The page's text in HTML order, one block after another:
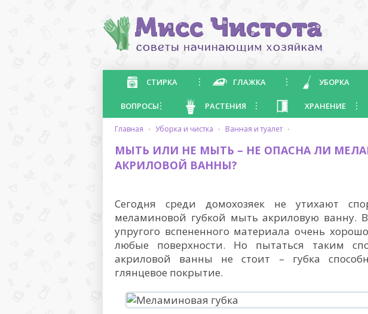
СТИРКА ГЛАЖКА УБОРКА
ВОПРОСЫ РАСТЕНИЯ ХРАНЕНИЕ
главная · уборка и чистка · ванная и туалет ·
МЫТЬ ИЛИ НЕ МЫТЬ – НЕ ОПАСНА ЛИ
АКРИЛОВОЙ ВАННЫ?
Сегодня среди домохозяек не утихают
меламиновой губкой мыть акриловую ванну.
упругого вспененного материала очень
любые поверхности. Но пытаться таким
акриловой ванны не стоит – губка
глянцевое покрытие.